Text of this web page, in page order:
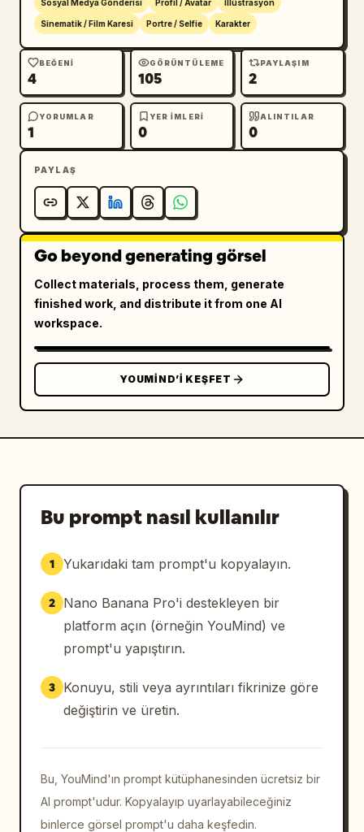
Sosyal Medya Gönderisi Profil / Avatar İllüstrasyon
Sinematik / Film Karesi Portre / Selfie Karakter
BEĞENI
4
GÖRÜNTÜLEME
105
PAYLAŞIM
2
YORUMLAR
1
YER IMLERI
0
ALINTILAR
0
PAYLAŞ
Go beyond generating görsel
Collect materials, process them, generate
finished work, and distribute it from one AI
workspace.
YOUMIND’I KEŞFET
Bu prompt nasıl kullanılır
1 Yukarıdaki tam prompt'u kopyalayın.
2
Nano Banana Pro'i destekleyen bir
platform açın (örneğin YouMind) ve
prompt'u yapıştırın.
3
Konuyu, stili veya ayrıntıları fikrinize göre
değiştirin ve üretin.
Bu, YouMind'ın prompt kütüphanesinden ücretsiz bir
AI prompt'udur. Kopyalayıp uyarlayabileceğiniz
binlerce görsel prompt'u daha keşfedin.